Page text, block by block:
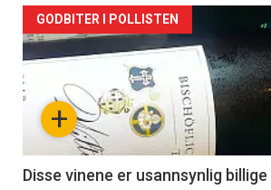
Forsiden
akkurat
nå
3
+
GODBITER I POLLISTEN
Disse vinene er usannsynlig billige